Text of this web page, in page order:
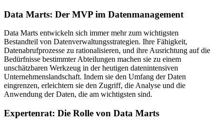
Data Marts: Der MVP im Datenmanagement
Data Marts entwickeln sich immer mehr zum wichtigsten
Bestandteil von Datenverwaltungsstrategien. Ihre Fähigkeit,
Datenabrufprozesse zu rationalisieren, und ihre Ausrichtung auf die
Bedürfnisse bestimmter Abteilungen machen sie zu einem
unschätzbaren Werkzeug in der heutigen datenintensiven
Unternehmenslandschaft. Indem sie den Umfang der Daten
eingrenzen, erleichtern sie den Zugriff, die Analyse und die
Anwendung der Daten, die am wichtigsten sind.
Expertenrat: Die Rolle von Data Marts